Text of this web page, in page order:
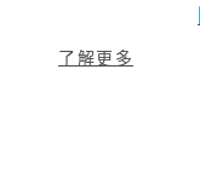
了解更多